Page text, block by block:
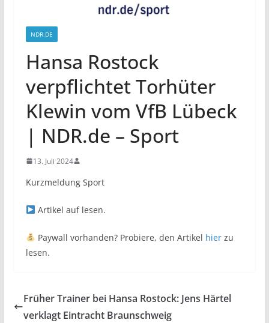
NDR.DE
Hansa Rostock
verpflichtet Torhüter
Klewin vom VfB Lübeck
| NDR.de – Sport
13. Juli 2024
Kurzmeldung Sport
Artikel auf lesen.
Paywall vorhanden? Probiere, den Artikel hierzu
lesen.
Früher Trainer bei Hansa Rostock: Jens Härtel
verklagt Eintracht Braunschweig